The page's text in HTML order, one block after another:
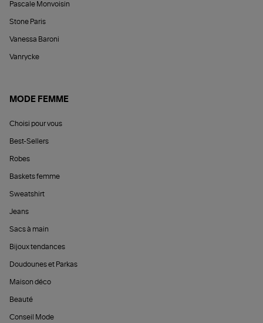
Pascale Monvoisin
Stone Paris
Vanessa Baroni
Vanrycke
MODE FEMME
Choisi pour vous
Best-Sellers
Robes
Baskets femme
Sweatshirt
Jeans
Sacs à main
Bijoux tendances
Doudounes et Parkas
Maison déco
Beauté
Conseil Mode